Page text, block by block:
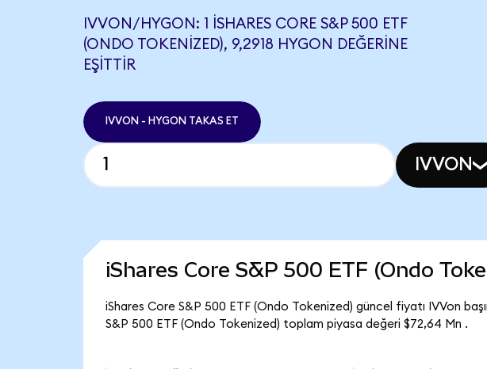
IVVON/HYGON: 1 ISHARES CORE S&P 500 ETF
(ONDO TOKENIZED), 9,2918 HYGON DEĞERINE
EŞITTIR
IVVON - HYGON TAKAS ET
IVVON
iShares Core S&P 500 ETF (Ondo
iShares Core S&P 500 ETF (Ondo Tokenized) güncel fiyatı IVVon
S&P 500 ETF (Ondo Tokenized) toplam piyasa değeri $72,64 Mn .